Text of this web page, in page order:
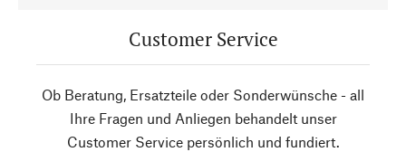
Customer Service
Ob Beratung, Ersatzteile oder Sonderwünsche - all
Ihre Fragen und Anliegen behandelt unser
Customer Service persönlich und fundiert.